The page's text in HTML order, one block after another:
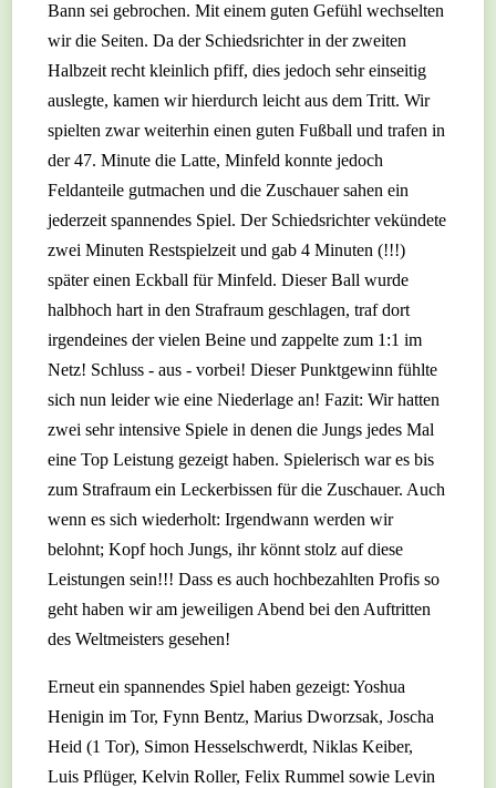
Bann sei gebrochen. Mit einem guten Gefühl wechselten
wir die Seiten. Da der Schiedsrichter in der zweiten
Halbzeit recht kleinlich pfiff, dies jedoch sehr einseitig
auslegte, kamen wir hierdurch leicht aus dem Tritt. Wir
spielten zwar weiterhin einen guten Fußball und trafen in
der 47. Minute die Latte, Minfeld konnte jedoch
Feldanteile gutmachen und die Zuschauer sahen ein
jederzeit spannendes Spiel. Der Schiedsrichter vekündete
zwei Minuten Restspielzeit und gab 4 Minuten (!!!)
später einen Eckball für Minfeld. Dieser Ball wurde
halbhoch hart in den Strafraum geschlagen, traf dort
irgendeines der vielen Beine und zappelte zum 1:1 im
Netz! Schluss - aus - vorbei! Dieser Punktgewinn fühlte
sich nun leider wie eine Niederlage an! Fazit: Wir hatten
zwei sehr intensive Spiele in denen die Jungs jedes Mal
eine Top Leistung gezeigt haben. Spielerisch war es bis
zum Strafraum ein Leckerbissen für die Zuschauer. Auch
wenn es sich wiederholt: Irgendwann werden wir
belohnt; Kopf hoch Jungs, ihr könnt stolz auf diese
Leistungen sein!!! Dass es auch hochbezahlten Profis so
geht haben wir am jeweiligen Abend bei den Auftritten
des Weltmeisters gesehen!
Erneut ein spannendes Spiel haben gezeigt: Yoshua
Henigin im Tor, Fynn Bentz, Marius Dworzsak, Joscha
Heid (1 Tor), Simon Hesselschwerdt, Niklas Keiber,
Luis Pflüger, Kelvin Roller, Felix Rummel sowie Levin